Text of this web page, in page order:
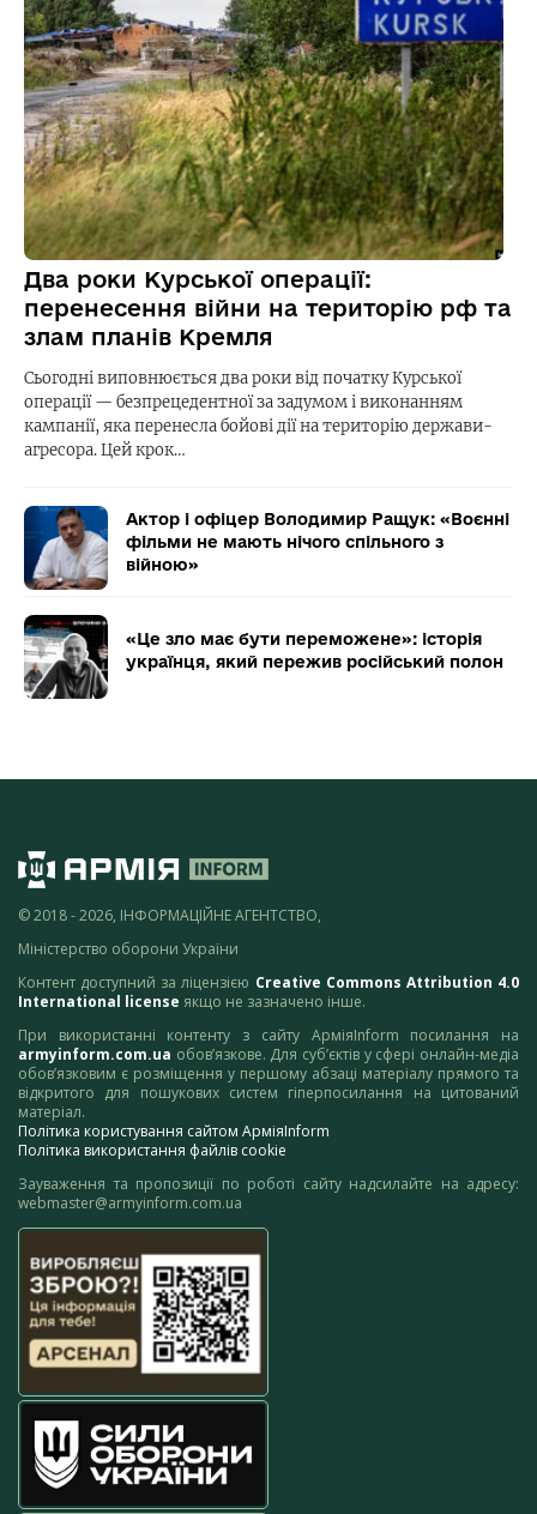
Два роки Курської операції:
перенесення війни на територію рф та
злам планів Кремля
Сьогодні виповнюється два роки від початку Курської
операції — безпрецедентної за задумом і виконанням
кампанії, яка перенесла бойові дії на територію держави-
агресора. Цей крок…
Актор і офіцер Володимир Ращук: «Воєнні
фільми не мають нічого спільного з
війною»
«Це зло має бути переможене»: історія
українця, який пережив російський полон
© 2018 - 2026, ІНФОРМАЦІЙНЕ АГЕНТСТВО,
Міністерство оборони України
Контент доступний за ліцензією Creative Commons Attribution 4.0
International license якщо не зазначено інше.
При використанні контенту з сайту АрміяInform посилання на
armyinform.com.ua обов’язкове. Для суб’єктів у сфері онлайн-медіа
обов’язковим є розміщення у першому абзаці матеріалу прямого та
відкритого для пошукових систем гіперпосилання на цитований
матеріал.
Політика користування сайтом АрміяInform
Політика використання файлів cookie
Зауваження та пропозиції по роботі сайту надсилайте на адресу:
webmaster@armyinform.com.ua